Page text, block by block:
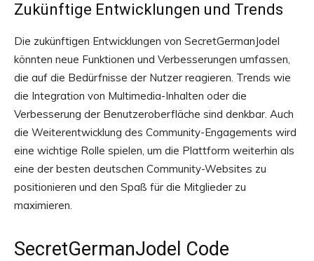
Zukünftige Entwicklungen und Trends
Die zukünftigen Entwicklungen von SecretGermanJodel
könnten neue Funktionen und Verbesserungen umfassen,
die auf die Bedürfnisse der Nutzer reagieren. Trends wie
die Integration von Multimedia-Inhalten oder die
Verbesserung der Benutzeroberfläche sind denkbar. Auch
die Weiterentwicklung des Community-Engagements wird
eine wichtige Rolle spielen, um die Plattform weiterhin als
eine der besten deutschen Community-Websites zu
positionieren und den Spaß für die Mitglieder zu
maximieren.
SecretGermanJodel Code